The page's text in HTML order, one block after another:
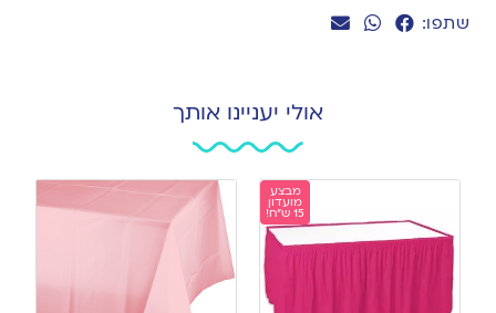
שתפו:
אולי יעניינו אותך
מבצע
מועדון
15 ש"ח!